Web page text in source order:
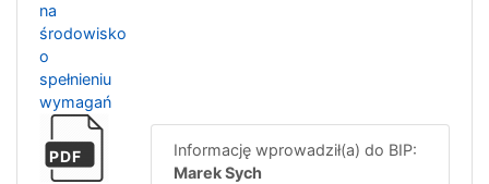
na
środowisko
o
spełnieniu
wymagań
PDF
Informację wprowadził(a) do BIP:
Marek Sych